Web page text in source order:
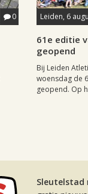
0 Leiden, 6
61e editie
geopend
Bij Leiden
woensdag de
geopend. Op
Sleutelstad